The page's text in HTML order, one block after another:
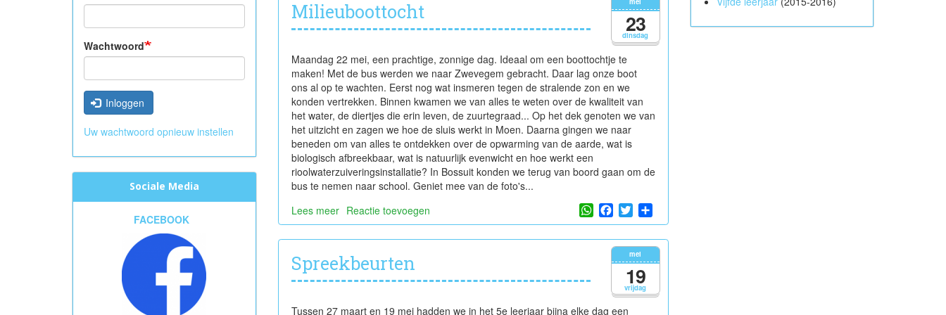
dinsdag
23
Milieuboottocht
Maandag 22 mei, een prachtige, zonnige dag. Ideaal om een boottochtje te
maken! Met de bus werden we naar Zwevegem gebracht. Daar lag onze boot
ons al op te wachten. Eerst nog wat insmeren tegen de stralende zon en we
konden vertrekken. Binnen kwamen we van alles te weten over de kwaliteit van
het water, de diertjes die erin leven, de zuurtegraad... Op het dek genoten we van
het uitzicht en zagen we hoe de sluis werkt in Moen. Daarna gingen we naar
beneden om van alles te ontdekken over de opwarming van de aarde, wat is
biologisch afbreekbaar, wat is natuurlijk evenwicht en hoe werkt een
rioolwaterzuiveringsinstallatie? In Bossuit konden we terug van boord gaan om de
bus te nemen naar school. Geniet mee van de foto's...
Lees meerover
Milieuboottocht
Reactie toevoegen WhatsApp
Facebook
TwitterShare
vrijdag
mei
19
Spreekbeurten
Tussen 27 maart en 19 mei hadden we in het 5e leerjaar bijna elke dag een
Wachtwoord
Inloggen
Uw wachtwoord opnieuw instellen
Sociale Media
FACEBOOK